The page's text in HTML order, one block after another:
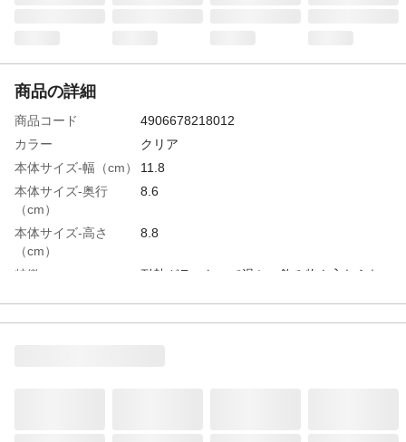
商品の詳細
商品コード
4906678218012
カラー
クリア
本体サイズ-幅（cm）
11.8
本体サイズ-奥行
（cm）
8.6
本体サイズ-高さ
（cm）
8.8
特徴
耐熱ガラスなので温かい飲み物も入れられ